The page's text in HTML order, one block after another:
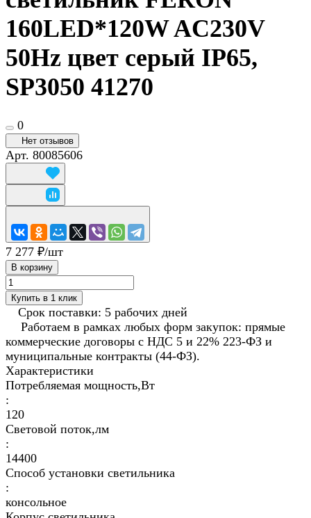
160LED*120W AC230V
50Hz цвет серый IP65,
SP3050 41270
0
Нет отзывов
Арт. 80085606
7 277 ₽/шт
В корзину
Купить в 1 клик
Срок поставки: 5 рабочих дней
Работаем в рамках любых форм закупок: прямые
коммерческие договоры с НДС 5 и 22% 223-ФЗ и
муниципальные контракты (44-ФЗ).
Характеристики
Потребляемая мощность,Вт
:
120
Световой поток,лм
:
14400
Способ установки светильника
:
консольное